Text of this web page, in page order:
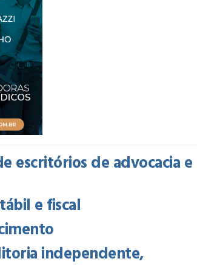
escritórios de advocacia e
e fiscal
independente,